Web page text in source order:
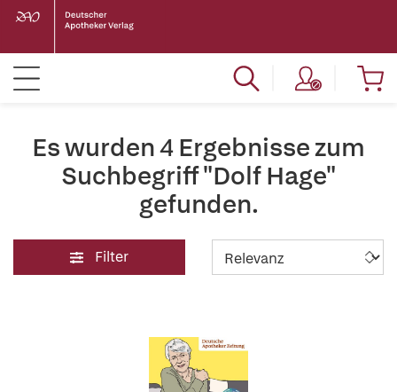
Es wurden 4 Ergebnisse zum
Suchbegriff "Dolf Hage"
gefunden.
Filter